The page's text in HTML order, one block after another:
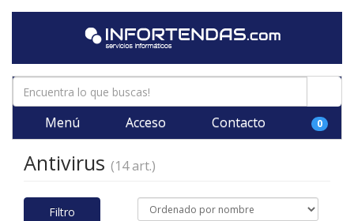
Menú Acceso Contacto 0
Antivirus (14 art.)
Filtro